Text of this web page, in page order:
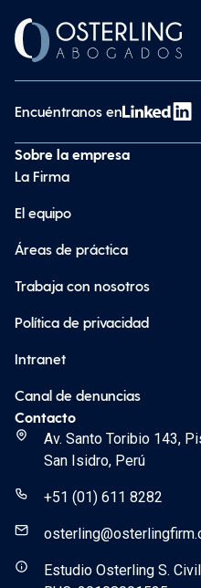
Encuéntranos en
Sobre la empresa
La Firma
El equipo
Áreas de práctica
Trabaja con nosotros
Política de privacidad
Intranet
Canal de denuncias
Contacto
Av. Santo Toribio 143,
San Isidro, Perú
+51 (01) 611 8282
Estudio Osterling S.